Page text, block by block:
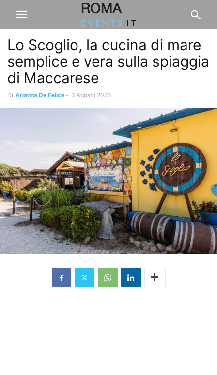
Lo Scoglio, la cucina di mare
semplice e vera sulla spiaggia
di Maccarese
Di Arianna De Felice - 3 Agosto 2025